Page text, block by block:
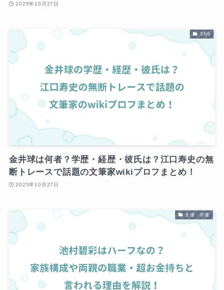
2025年10月27日
SNS
金井球は何者？学歴・経歴・彼氏は？江口寿史の無
断トレースで話題の文筆家wikiプロフまとめ！
2025年10月27日
女優・俳優